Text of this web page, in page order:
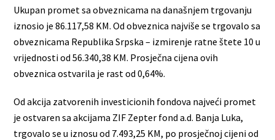
Ukupan promet sa obveznicama na današnjem trgovanju
iznosio je 86.117,58 KM. Od obveznica najviše se trgovalo sa
obveznicama Republika Srpska – izmirenje ratne štete 10 u
vrijednosti od 56.340,38 KM. Prosječna cijena ovih
obveznica ostvarila je rast od 0,64%.
Od akcija zatvorenih investicionih fondova najveći promet
je ostvaren sa akcijama ZIF Zepter fond a.d. Banja Luka,
trgovalo se u iznosu od 7.493,25 KM, po prosječnoj cijeni od